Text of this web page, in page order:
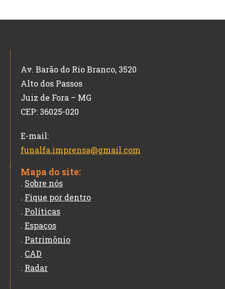
Av. Barão do Rio Branco, 3520
Alto dos Passos
Juiz de Fora – MG
CEP: 36025-020
E-mail:
funalfa.imprensa@gmail.com
Mapa do site:
. Sobre nós
. Fique por dentro
. Políticas
. Espaços
. Patrimônio
. CAD
. Radar